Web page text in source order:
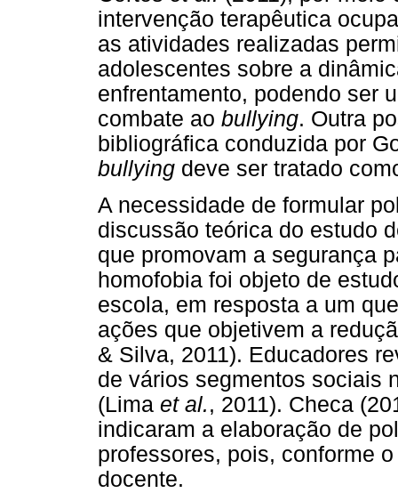
intervenção terapêutica
as atividades realizadas
adolescentes sobre a
enfrentamento, podendo ser
combate ao bullying. Outra
bibliográfica conduzida por
bullying deve ser tratado
A necessidade de formular
discussão teórica do estudo
que promovam a segurança
homofobia foi objeto de
escola, em resposta a um
ações que objetivem a
& Silva, 2011). Educadores
de vários segmentos sociais
(Lima et al., 2011). Checa
indicaram a elaboração de
professores, pois, conforme
docente.